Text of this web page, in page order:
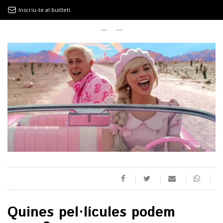
9MAGAZÍN
EL CLÀSSIC | ALBERT PLA
“LA VIDA ÉS COM LA MAR: SEMPRE BUSCA L’EQUILIBRI”
NOVETATS DISCOGRÀFIQUES
TEMÀTIQUES
Inscriu-te al butlletí
Quines pel·lícules podem